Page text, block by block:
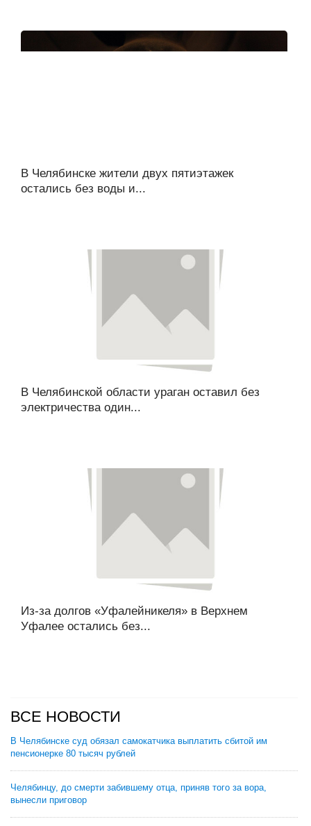
В Челябинске жители двух пятиэтажек
остались без воды и...
В Челябинской области ураган оставил без
электричества один...
Из-за долгов «Уфалейникеля» в Верхнем
Уфалее остались без...
ВСЕ НОВОСТИ
В Челябинске суд обязал самокатчика выплатить сбитой им
пенсионерке 80 тысяч рублей
Челябинцу, до смерти забившему отца, приняв того за вора,
вынесли приговор